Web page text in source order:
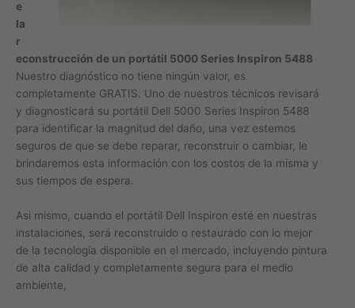
e
la
r
econstrucción de un portátil 5000 Series Inspiron 5488
Nuestro diagnóstico no tiene ningún valor, es
completamente GRATIS. Uno de nuestros técnicos revisará
y diagnosticará su portátil Dell 5000 Series Inspiron 5488
para identificar la magnitud del daño, una vez estemos
seguros de que se debe reparar, reconstruir o cambiar, le
brindaremos esta información con los costos de la misma y
sus tiempos de espera.
Asi mismo, cuando el portátil Dell Inspiron esté en nuestras
instalaciones, será reconstruido o restaurado con lo mejor
de la tecnología disponible en el mercado, incluyendo pintura
de alta calidad y completamente segura para el medio
ambiente,